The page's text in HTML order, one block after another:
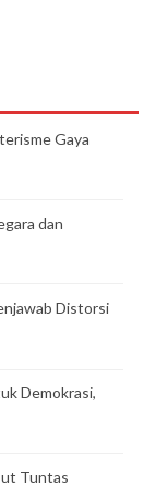
Gaya
dan
Distorsi
Demokrasi,
Tuntas